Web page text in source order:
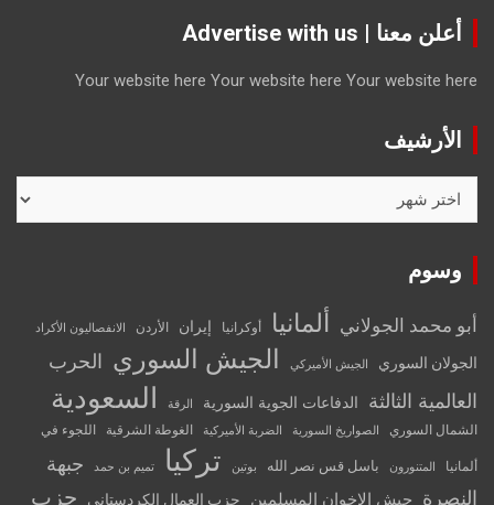
أعلن معنا | Advertise with us
Your website here Your website here Your website here
الأرشيف
وسوم
أبو محمد الجولاني ألمانيا أوكرانيا إيران الأردن الانفصاليون الأكراد
الجولان السوري الجيش الأميركي الجيش السوري الحرب
العالمية الثالثة
الدفاعات الجوية السورية الرقة السعودية
الشمال السوري الصواريخ السورية الضربة الأميركية الغوطة الشرقية اللجوء في
ألمانيا المتنورون باسل قس نصر الله بوتين تركيا تميم بن حمد
جبهة
النصرة
جيش الإخوان المسلمين حزب العمال الكردستاني حزب